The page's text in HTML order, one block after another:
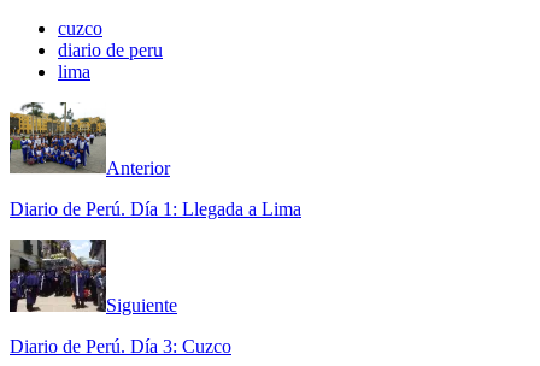
cuzco
diario de peru
lima
Anterior
Diario de Perú. Día 1: Llegada a Lima
Siguiente
Diario de Perú. Día 3: Cuzco